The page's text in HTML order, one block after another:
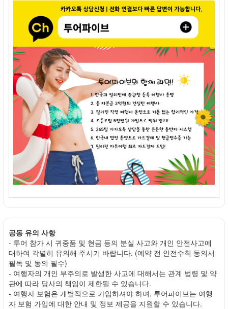
공동 유의 사항
- 투어 참가 시 귀중품 및 현금 등의 분실 사고와 개인 안전사고에
대하여 각별히 유의해 주시기 바랍니다. (예약 전 안전수칙 동의서
필독 및 동의 필수)
- 여행자의 개인 부주의로 발생한 사고에 대해서는 관계 법령 및 약
관에 따라 당사의 책임이 제한될 수 있습니다.
- 여행자 보험은 개별적으로 가입하셔야 하며, 투어파이브는 여행
자 보험 가입에 대한 안내 및 정보 제공을 지원할 수 있습니다.